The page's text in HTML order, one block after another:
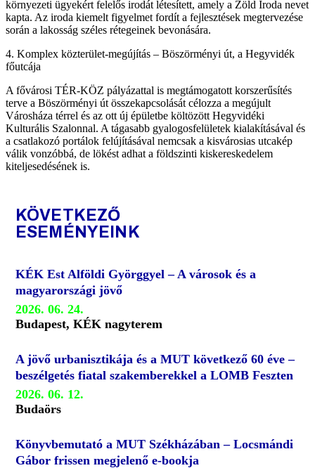
környezeti ügyekért felelős irodát létesített, amely a Zöld Iroda nevet
kapta. Az iroda kiemelt figyelmet fordít a fejlesztések megtervezése
során a lakosság széles rétegeinek bevonására.
4. Komplex közterület-megújítás – Böszörményi út, a Hegyvidék
főutcája
A fővárosi TÉR-KÖZ pályázattal is megtámogatott korszerűsítés
terve a Böszörményi út összekapcsolását célozza a megújult
Városháza térrel és az ott új épületbe költözött Hegyvidéki
Kulturális Szalonnal. A tágasabb gyalogosfelületek kialakításával és
a csatlakozó portálok felújításával nemcsak a kisvárosias utcakép
válik vonzóbbá, de lökést adhat a földszinti kiskereskedelem
kiteljesedésének is.
KÖVETKEZŐ
ESEMÉNYEINK
KÉK Est Alföldi Györggyel – A városok és a
magyarországi jövő
2026. 06. 24.
Budapest, KÉK nagyterem
A jövő urbanisztikája és a MUT következő 60 éve –
beszélgetés fiatal szakemberekkel a LOMB Feszten
2026. 06. 12.
Budaörs
Könyvbemutató a MUT Székházában – Locsmándi
Gábor frissen megjelenő e-bookja